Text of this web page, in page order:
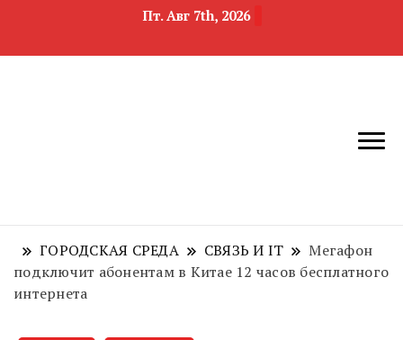
Пт. Авг 7th, 2026
область
недвижимости
ГОРОДСКАЯ СРЕДА СВЯЗЬ И IT
Мегафон
подключит абонентам в Китае 12 часов бесплатного
интернета